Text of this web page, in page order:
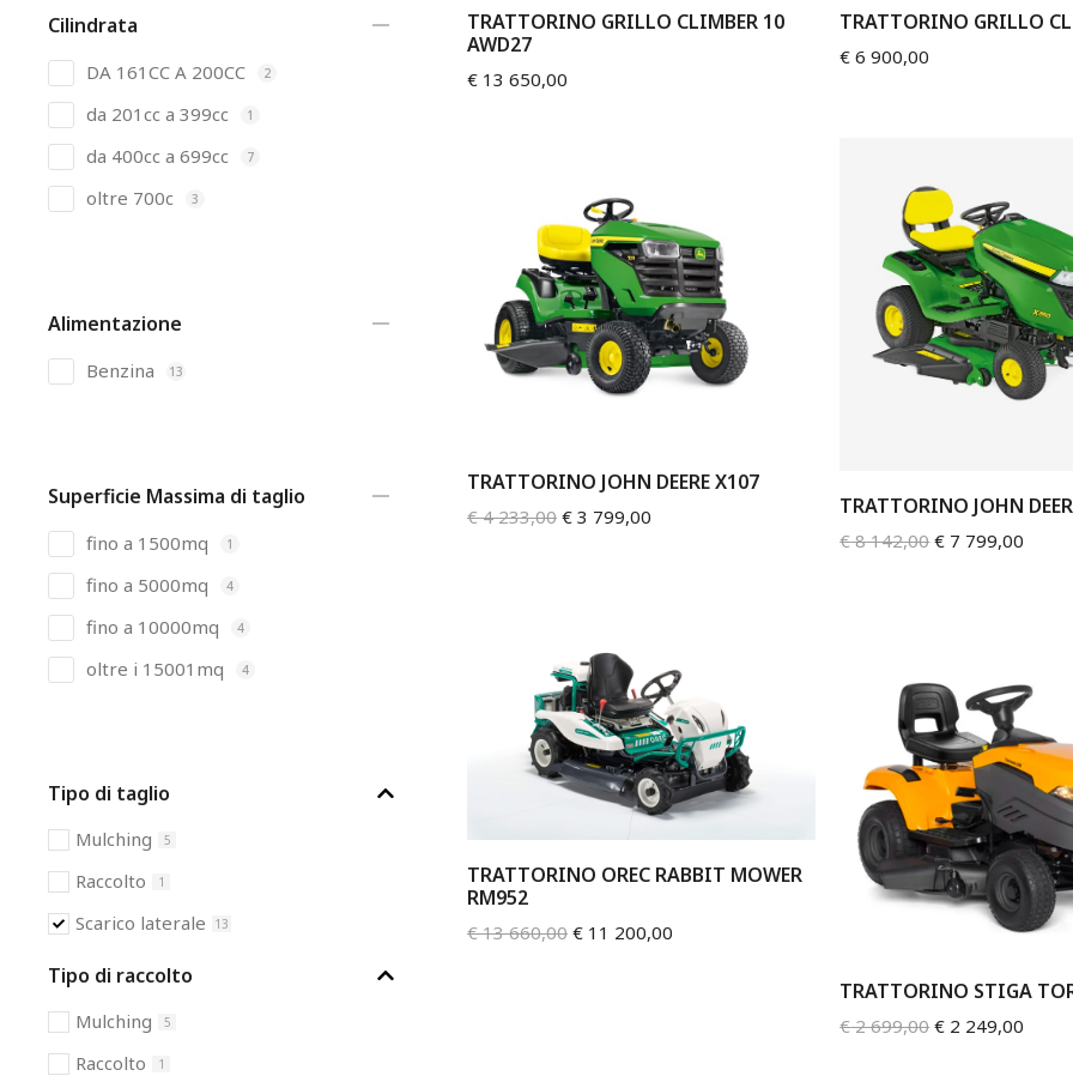
Cilindrata
DA 161CC A 200CC 2
da 201cc a 399cc 1
da 400cc a 699cc 7
oltre 700c 3
Alimentazione
Benzina 13
Superficie Massima di taglio
fino a 1500mq 1
fino a 5000mq 4
fino a 10000mq 4
oltre i 15001mq 4
Tipo di taglio
Mulching 5
Raccolto 1
Scarico laterale 13
Tipo di raccolto
Mulching 5
Raccolto 1
TRATTORINO GRILLO CLIMBER 10
AWD27
€ 13 650,00
TRATTORINO GRILLO
€ 6 900,00
TRATTORINO JOHN DEERE X107
€4 233,00 € 3 799,00 TRATTORINO JOHN
€8 142,00 € 7 799,00
TRATTORINO OREC RABBIT MOWER
RM952
€13 660,00 € 11 200,00
TRATTORINO STIGA
€2 699,00 € 2 249,00